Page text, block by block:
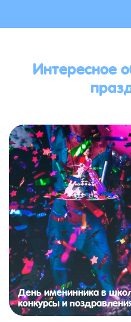
Интересное
День именинника в
конкурсы и